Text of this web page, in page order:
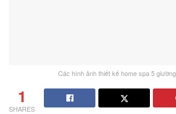
Các hình ảnh thiết kế home spa 5
1
SHARES